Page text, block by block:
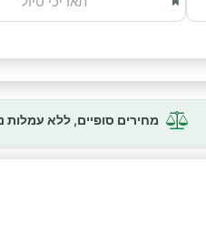
מחירים סופיים, ללא עמלות